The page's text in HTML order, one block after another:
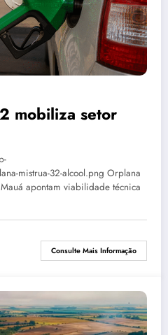
mobiliza setor
mistrua-32-alcool.png Orplana
apontam viabilidade técnica
Consulte Mais Informação